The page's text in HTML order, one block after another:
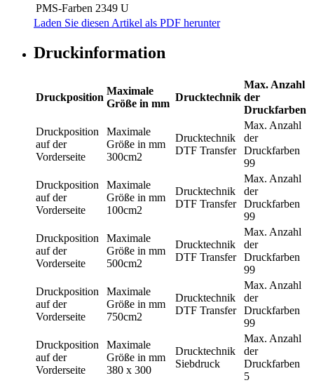
PMS-Farben 2349 U
Laden Sie diesen Artikel als PDF herunter
Druckinformation
Druckposition
Maximale
Größe in mm
Drucktechnik
Max. Anzahl
der
Druckfarben
Druckposition
auf der
Vorderseite
Maximale
Größe in mm
300cm2
Drucktechnik
DTF Transfer
Max. Anzahl
der
Druckfarben
99
Druckposition
auf der
Vorderseite
Maximale
Größe in mm
100cm2
Drucktechnik
DTF Transfer
Max. Anzahl
der
Druckfarben
99
Druckposition
auf der
Vorderseite
Maximale
Größe in mm
500cm2
Drucktechnik
DTF Transfer
Max. Anzahl
der
Druckfarben
99
Druckposition
auf der
Vorderseite
Maximale
Größe in mm
750cm2
Drucktechnik
DTF Transfer
Max. Anzahl
der
Druckfarben
99
Druckposition
auf der
Vorderseite
Maximale
Größe in mm
380 x 300
Drucktechnik
Siebdruck
Max. Anzahl
der
Druckfarben
5